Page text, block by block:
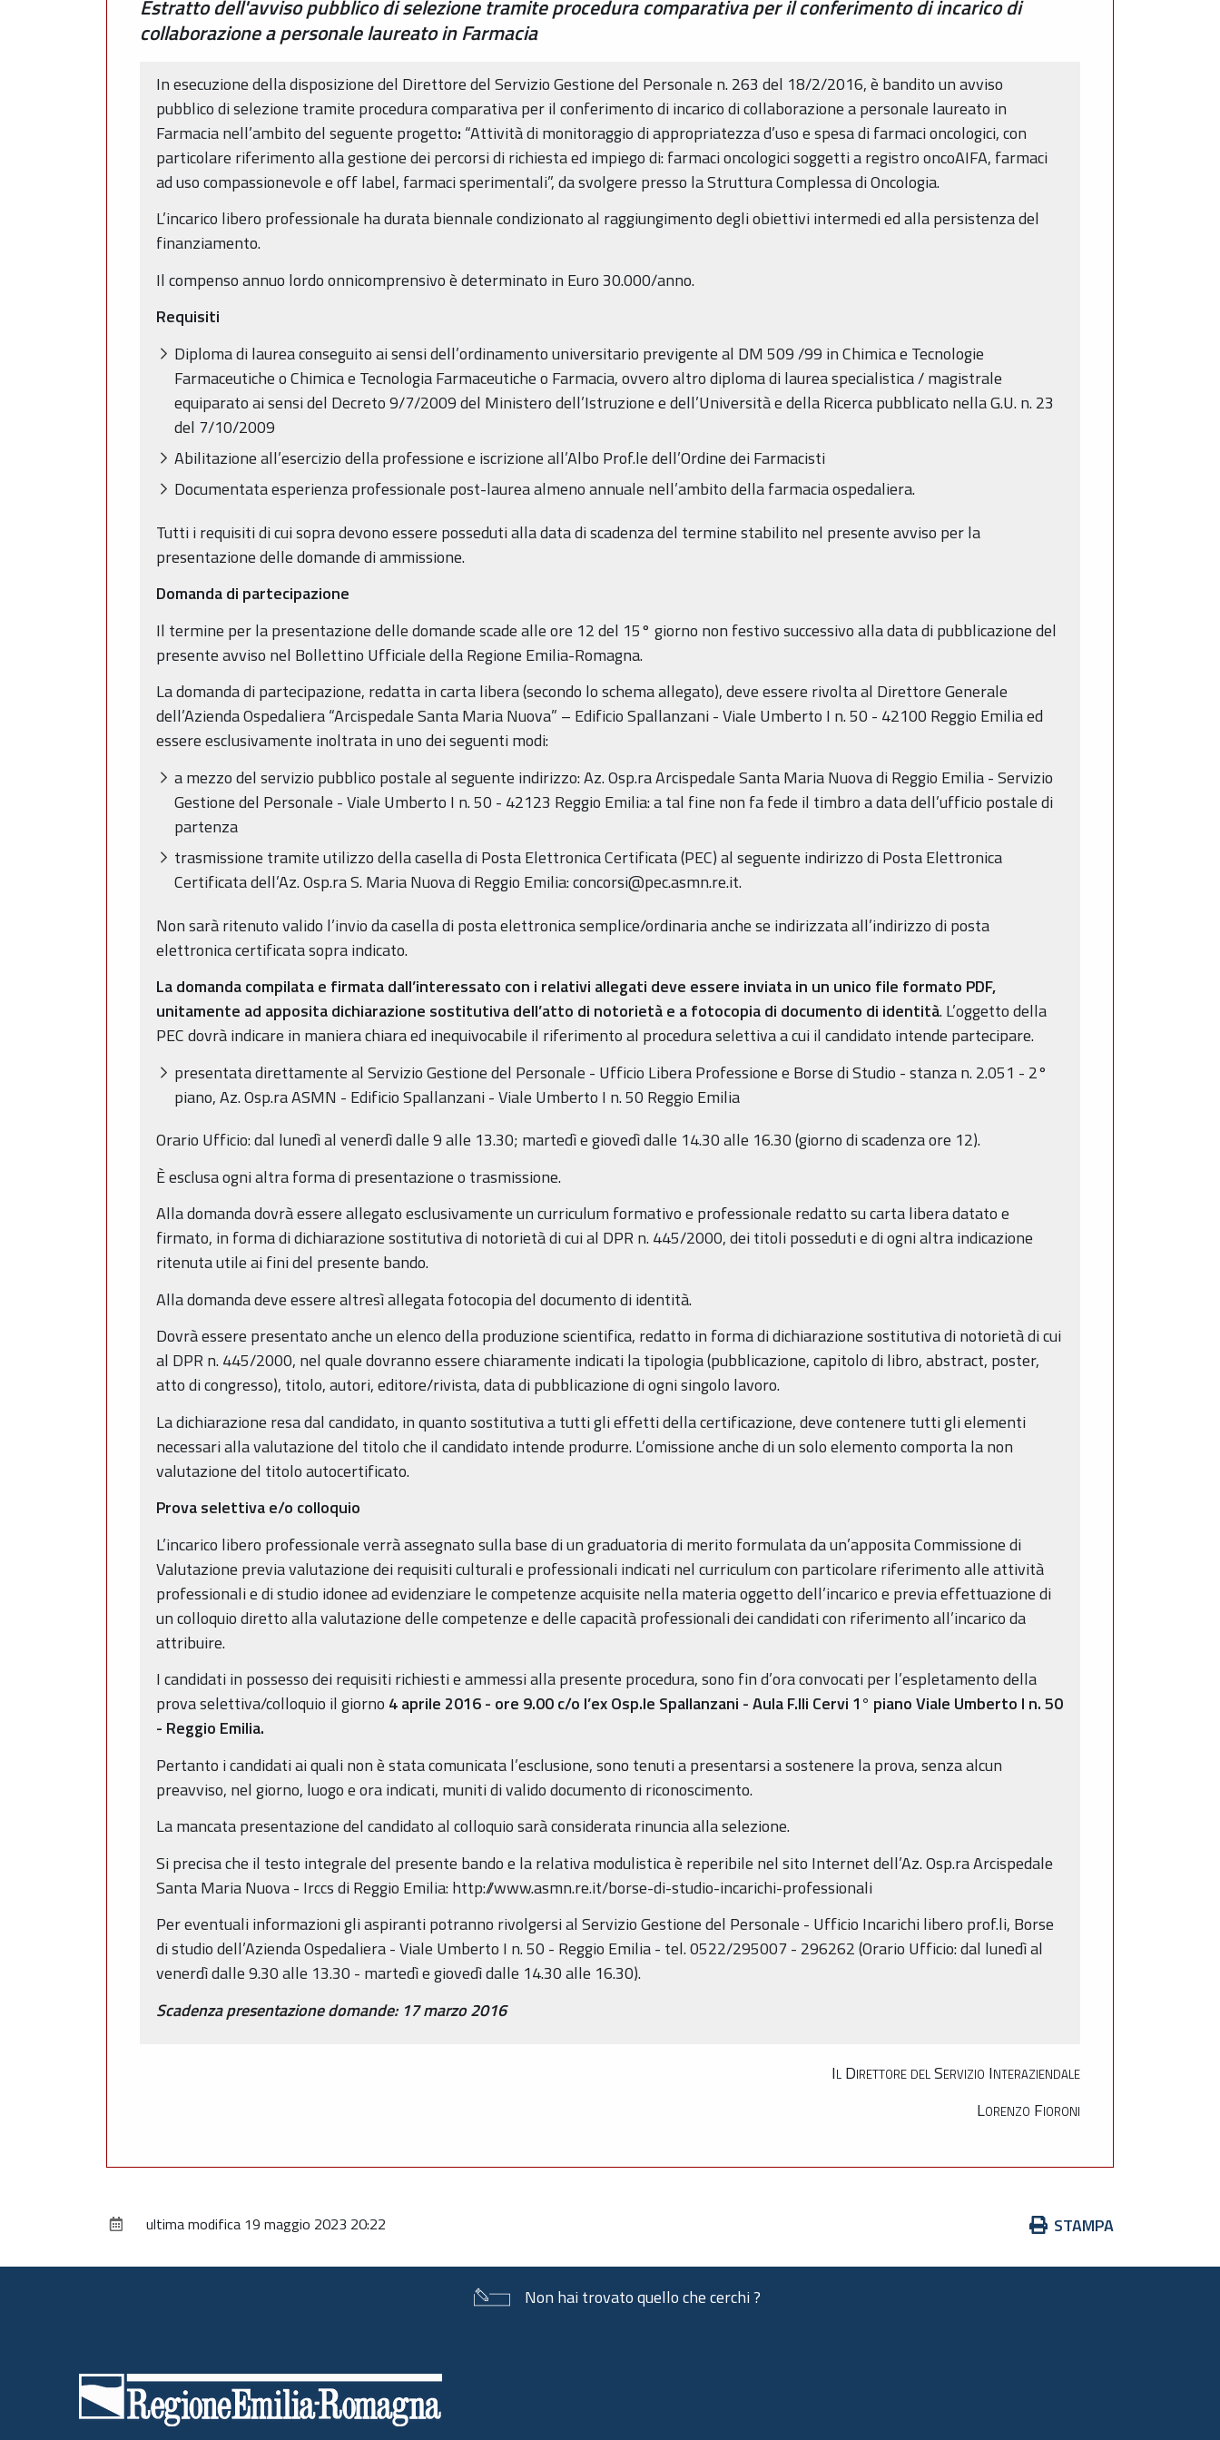
Estratto dell'avviso pubblico di selezione tramite procedura comparativa per il conferimento di incarico di
collaborazione a personale laureato in Farmacia
In esecuzione della disposizione del Direttore del Servizio Gestione del Personale n. 263 del 18/2/2016, è bandito un avviso
pubblico di selezione tramite procedura comparativa per il conferimento di incarico di collaborazione a personale laureato in
Farmacia nell’ambito del seguente progetto: “Attività di monitoraggio di appropriatezza d’uso e spesa di farmaci oncologici, con
particolare riferimento alla gestione dei percorsi di richiesta ed impiego di: farmaci oncologici soggetti a registro oncoAIFA, farmaci
ad uso compassionevole e off label, farmaci sperimentali”, da svolgere presso la Struttura Complessa di Oncologia.
L’incarico libero professionale ha durata biennale condizionato al raggiungimento degli obiettivi intermedi ed alla persistenza del
finanziamento.
Il compenso annuo lordo onnicomprensivo è determinato in Euro 30.000/anno.
Requisiti
Diploma di laurea conseguito ai sensi dell’ordinamento universitario previgente al DM 509 /99 in Chimica e Tecnologie
Farmaceutiche o Chimica e Tecnologia Farmaceutiche o Farmacia, ovvero altro diploma di laurea specialistica / magistrale
equiparato ai sensi del Decreto 9/7/2009 del Ministero dell’Istruzione e dell’Università e della Ricerca pubblicato nella G.U. n. 23
del 7/10/2009
Abilitazione all’esercizio della professione e iscrizione all’Albo Prof.le dell’Ordine dei Farmacisti
Documentata esperienza professionale post-laurea almeno annuale nell’ambito della farmacia ospedaliera.
Tutti i requisiti di cui sopra devono essere posseduti alla data di scadenza del termine stabilito nel presente avviso per la
presentazione delle domande di ammissione.
Domanda di partecipazione
Il termine per la presentazione delle domande scade alle ore 12 del 15° giorno non festivo successivo alla data di pubblicazione del
presente avviso nel Bollettino Ufficiale della Regione Emilia-Romagna.
La domanda di partecipazione, redatta in carta libera (secondo lo schema allegato), deve essere rivolta al Direttore Generale
dell’Azienda Ospedaliera “Arcispedale Santa Maria Nuova” – Edificio Spallanzani - Viale Umberto I n. 50 - 42100 Reggio Emilia ed
essere esclusivamente inoltrata in uno dei seguenti modi:
a mezzo del servizio pubblico postale al seguente indirizzo: Az. Osp.ra Arcispedale Santa Maria Nuova di Reggio Emilia - Servizio
Gestione del Personale - Viale Umberto I n. 50 - 42123 Reggio Emilia: a tal fine non fa fede il timbro a data dell’ufficio postale di
partenza
trasmissione tramite utilizzo della casella di Posta Elettronica Certificata (PEC) al seguente indirizzo di Posta Elettronica
Certificata dell’Az. Osp.ra S. Maria Nuova di Reggio Emilia: concorsi@pec.asmn.re.it.
Non sarà ritenuto valido l’invio da casella di posta elettronica semplice/ordinaria anche se indirizzata all’indirizzo di posta
elettronica certificata sopra indicato.
La domanda compilata e firmata dall’interessato con i relativi allegati deve essere inviata in un unico file formato PDF,
unitamente ad apposita dichiarazione sostitutiva dell’atto di notorietà e a fotocopia di documento di identità. L’oggetto della
PEC dovrà indicare in maniera chiara ed inequivocabile il riferimento al procedura selettiva a cui il candidato intende partecipare.
presentata direttamente al Servizio Gestione del Personale - Ufficio Libera Professione e Borse di Studio - stanza n. 2.051 - 2°
piano, Az. Osp.ra ASMN - Edificio Spallanzani - Viale Umberto I n. 50 Reggio Emilia
Orario Ufficio: dal lunedì al venerdì dalle 9 alle 13.30; martedì e giovedì dalle 14.30 alle 16.30 (giorno di scadenza ore 12).
È esclusa ogni altra forma di presentazione o trasmissione.
Alla domanda dovrà essere allegato esclusivamente un curriculum formativo e professionale redatto su carta libera datato e
firmato, in forma di dichiarazione sostitutiva di notorietà di cui al DPR n. 445/2000, dei titoli posseduti e di ogni altra indicazione
ritenuta utile ai fini del presente bando.
Alla domanda deve essere altresì allegata fotocopia del documento di identità.
Dovrà essere presentato anche un elenco della produzione scientifica, redatto in forma di dichiarazione sostitutiva di notorietà di cui
al DPR n. 445/2000, nel quale dovranno essere chiaramente indicati la tipologia (pubblicazione, capitolo di libro, abstract, poster,
atto di congresso), titolo, autori, editore/rivista, data di pubblicazione di ogni singolo lavoro.
La dichiarazione resa dal candidato, in quanto sostitutiva a tutti gli effetti della certificazione, deve contenere tutti gli elementi
necessari alla valutazione del titolo che il candidato intende produrre. L’omissione anche di un solo elemento comporta la non
valutazione del titolo autocertificato.
Prova selettiva e/o colloquio
L’incarico libero professionale verrà assegnato sulla base di un graduatoria di merito formulata da un’apposita Commissione di
Valutazione previa valutazione dei requisiti culturali e professionali indicati nel curriculum con particolare riferimento alle attività
professionali e di studio idonee ad evidenziare le competenze acquisite nella materia oggetto dell’incarico e previa effettuazione di
un colloquio diretto alla valutazione delle competenze e delle capacità professionali dei candidati con riferimento all’incarico da
attribuire.
I candidati in possesso dei requisiti richiesti e ammessi alla presente procedura, sono fin d’ora convocati per l’espletamento della
prova selettiva/colloquio il giorno 4 aprile 2016 - ore 9.00 c/o l’ex Osp.le Spallanzani - Aula F.lli Cervi 1° piano Viale Umberto I n. 50
- Reggio Emilia.
Pertanto i candidati ai quali non è stata comunicata l’esclusione, sono tenuti a presentarsi a sostenere la prova, senza alcun
preavviso, nel giorno, luogo e ora indicati, muniti di valido documento di riconoscimento.
La mancata presentazione del candidato al colloquio sarà considerata rinuncia alla selezione.
Si precisa che il testo integrale del presente bando e la relativa modulistica è reperibile nel sito Internet dell’Az. Osp.ra Arcispedale
Santa Maria Nuova - Irccs di Reggio Emilia: http://www.asmn.re.it/borse-di-studio-incarichi-professionali
Per eventuali informazioni gli aspiranti potranno rivolgersi al Servizio Gestione del Personale - Ufficio Incarichi libero prof.li, Borse
di studio dell’Azienda Ospedaliera - Viale Umberto I n. 50 - Reggio Emilia - tel. 0522/295007 - 296262 (Orario Ufficio: dal lunedì al
venerdì dalle 9.30 alle 13.30 - martedì e giovedì dalle 14.30 alle 16.30).
Scadenza presentazione domande: 17 marzo 2016
Il Direttore del Servizio Interaziendale
Lorenzo Fioroni
Azioni
documento
STAMPA
ultima modifica 19 maggio 2023 20:22
Non hai trovato quello che cerchi ?